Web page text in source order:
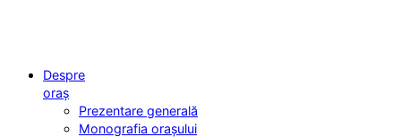
Despre
oraș
Prezentare generală
Monografia orașului